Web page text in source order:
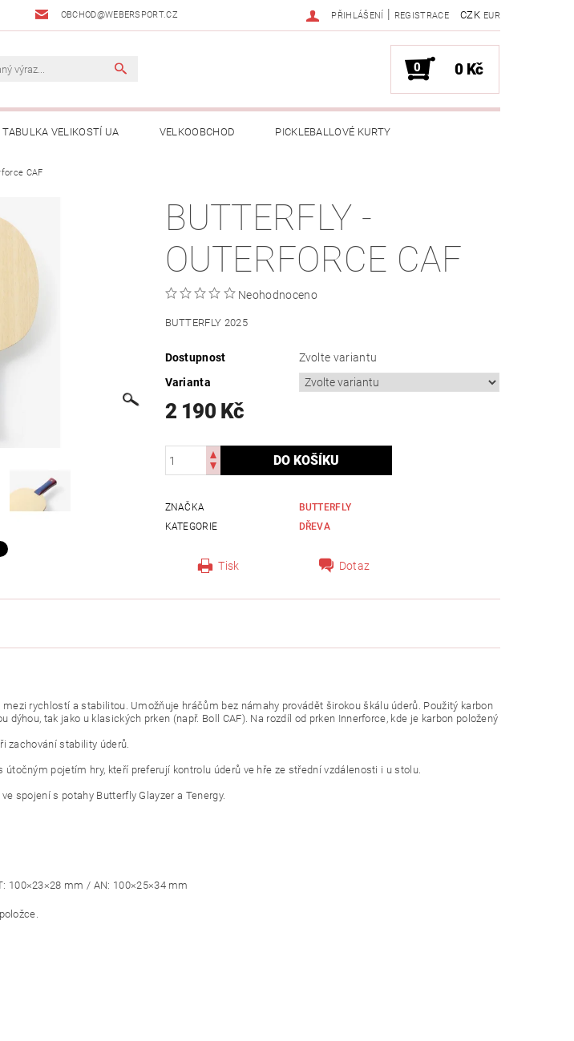
OBCHOD@WEBERSPORT.CZ CZK EUR
PŘIHLÁŠENÍ | REGISTRACE
0 0 Kč
TABULKA VELIKOSTÍ UA VELKOOBCHOD PICKLEBALLOVÉ KURTY
CAF
BUTTERFLY -
OUTERFORCE CAF
Neohodnoceno
BUTTERFLY 2025
Dostupnost
Zvolte variantu
Varianta
2 190 Kč
ZNAČKA
BUTTERFLY
KATEGORIE
DŘEVA
Tisk Dotaz
mezi rychlostí a stabilitou. Umožňuje hráčům bez námahy provádět širokou škálu úderů. Použitý karbon
dýhou, tak jako u klasických prken (např. Boll CAF). Na rozdíl od prken Innerforce, kde je karbon položený
zachování stability úderů.
pojetím hry, kteří preferují kontrolu úderů ve hře ze střední vzdálenosti i u stolu.
spojení s potahy Butterfly Glayzer a Tenergy.
100×23×28 mm / AN: 100×25×34 mm